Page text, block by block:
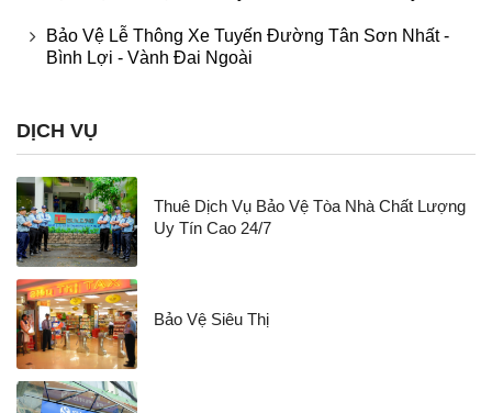
Bảo Vệ Lễ Thông Xe Tuyến Đường Tân Sơn Nhất -
Bình Lợi - Vành Đai Ngoài
DỊCH VỤ
Thuê Dịch Vụ Bảo Vệ Tòa Nhà Chất Lượng
Uy Tín Cao 24/7
Bảo Vệ Siêu Thị